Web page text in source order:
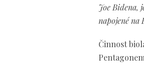
Joe Bidena,
napojené na
Činnost
Pentagonem